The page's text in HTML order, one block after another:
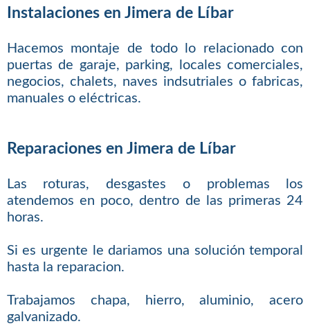
Instalaciones en Jimera de Líbar
Hacemos montaje de todo lo relacionado con
puertas de garaje, parking, locales comerciales,
negocios, chalets, naves indsutriales o fabricas,
manuales o eléctricas.
Reparaciones en Jimera de Líbar
Las roturas, desgastes o problemas los
atendemos en poco, dentro de las primeras 24
horas.
Si es urgente le dariamos una solución temporal
hasta la reparacion.
Trabajamos chapa, hierro, aluminio, acero
galvanizado.